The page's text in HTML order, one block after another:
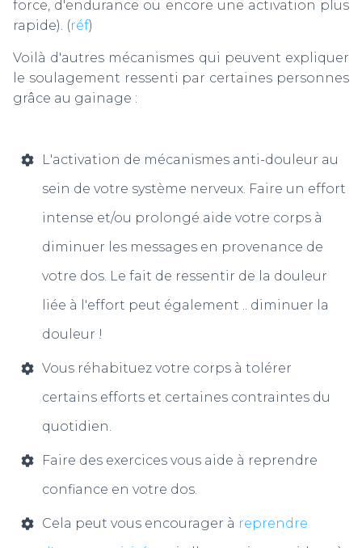
force, d'endurance ou encore une activation plus
rapide). (réf)
Voilà d'autres mécanismes qui peuvent expliquer
le soulagement ressenti par certaines personnes
grâce au gainage :
L'activation de mécanismes anti-douleur au
sein de votre système nerveux. Faire un effort
intense et/ou prolongé aide votre corps à
diminuer les messages en provenance de
votre dos. Le fait de ressentir de la douleur
liée à l'effort peut également .. diminuer la
douleur !
Vous réhabituez votre corps à tolérer
certains efforts et certaines contraintes du
quotidien.
Faire des exercices vous aide à reprendre
confiance en votre dos.
Cela peut vous encourager à reprendre